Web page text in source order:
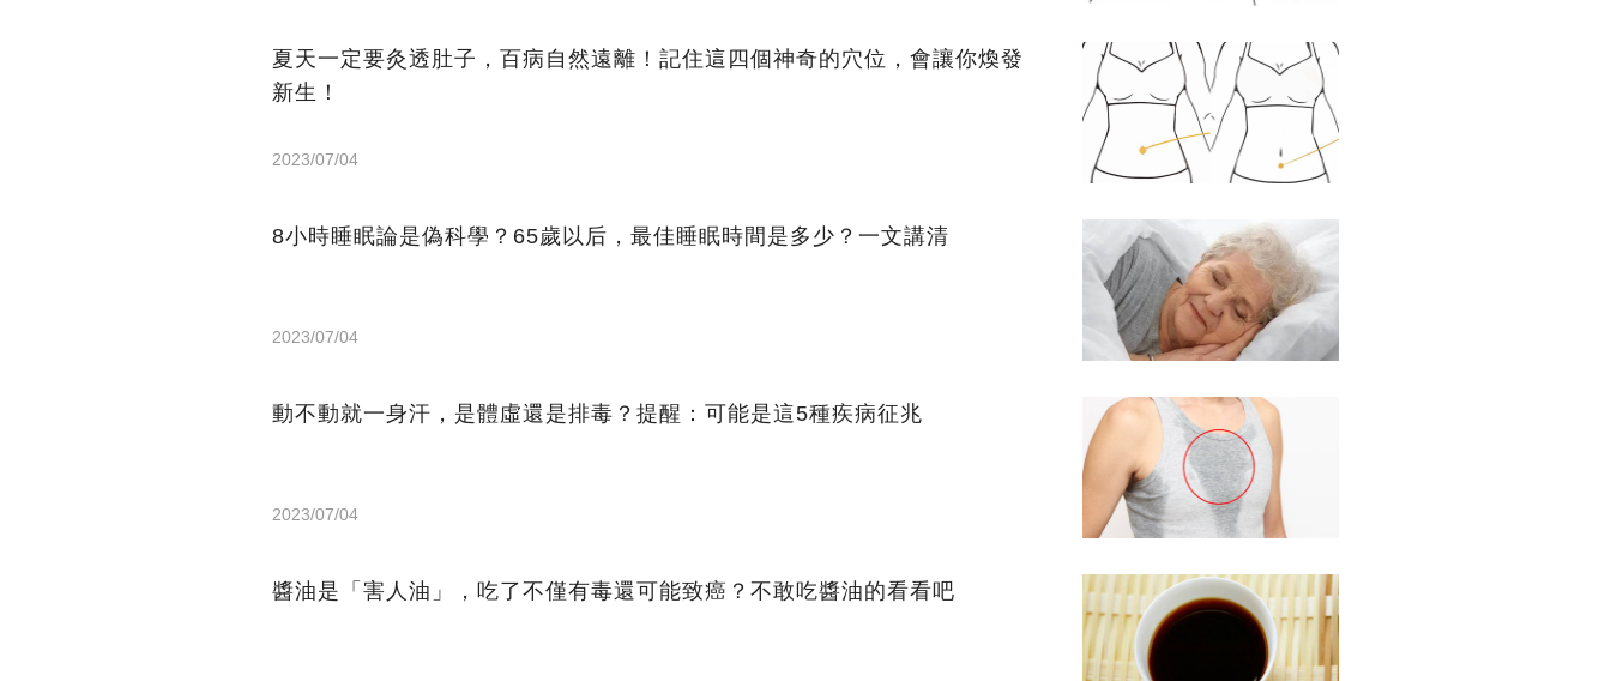
夏天一定要灸透肚子，百病自然遠離！記住這四個神奇的穴位，會讓你煥發
新生！
2023/07/04
8小時睡眠論是偽科學？65歲以后，最佳睡眠時間是多少？一文講清
2023/07/04
動不動就一身汗，是體虛還是排毒？提醒：可能是這5種疾病征兆
2023/07/04
醬油是「害人油」，吃了不僅有毒還可能致癌？不敢吃醬油的看看吧